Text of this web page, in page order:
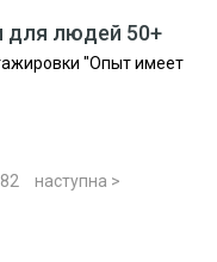
для людей 50+
"Опыт имеет
82 наступна >